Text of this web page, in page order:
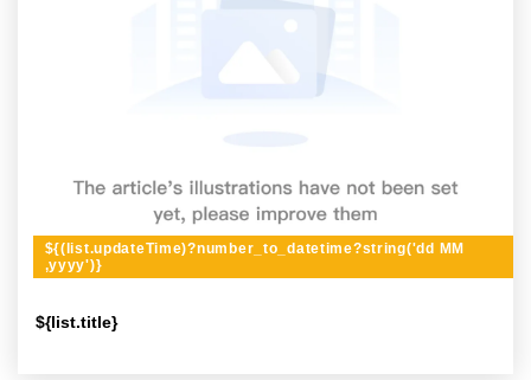
${list.title}
${(list.updateTime)?number_to_datetime?string('dd MM
,yyyy')}